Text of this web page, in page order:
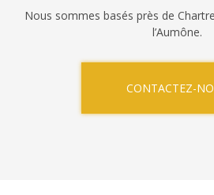
Nous sommes basés près de
l’Aumône.
CONTACTEZ-